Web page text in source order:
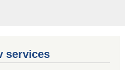
services